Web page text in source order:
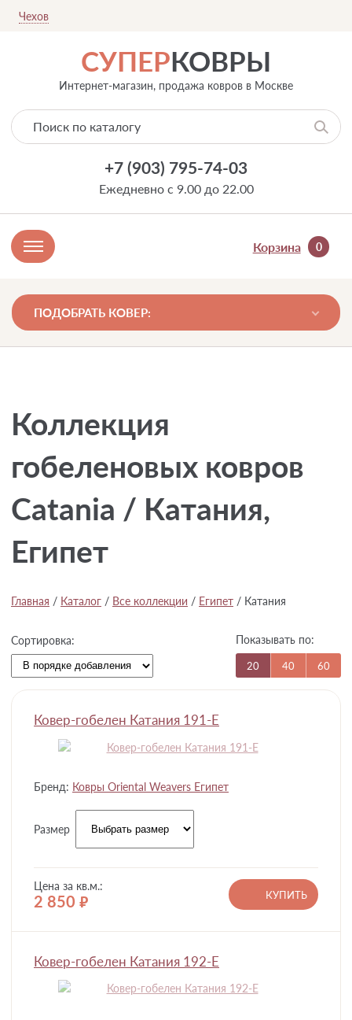
Чехов
СУПЕРКОВРЫ
Интернет-магазин, продажа ковров в Москве
+7 (903) 795-74-03
Ежедневно с 9.00 до 22.00
Корзина 0
ПОДОБРАТЬ КОВЕР:
Коллекция
гобеленовых ковров
Catania / Катания,
Египет
Главная / Каталог / Все коллекции / Египет / Катания
Сортировка: Показывать по:
20 40 60
Ковер-гобелен Катания 191-E
Бренд: Ковры Oriental Weavers Египет
Размер
Цена за кв.м.:
2 850 руб.
КУПИТЬ
Ковер-гобелен Катания 192-E